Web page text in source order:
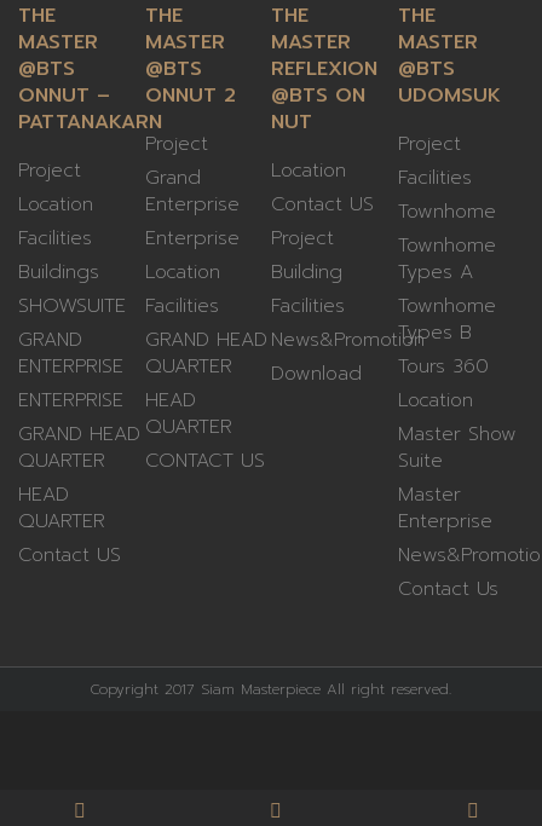
THE
MASTER
@BTS
ONNUT –
PATTANAKARN
Project
Location
Facilities
Buildings
SHOWSUITE
GRAND
ENTERPRISE
ENTERPRISE
GRAND HEAD
QUARTER
HEAD
QUARTER
Contact US
THE
MASTER
@BTS
ONNUT 2
Project
Grand
Enterprise
Enterprise
Location
Facilities
GRAND HEAD
QUARTER
HEAD
QUARTER
CONTACT US
THE
MASTER
REFLEXION
@BTS ON
NUT
Location
Contact US
Project
Building
Facilities
News&Promotion
Download
THE
MASTER
@BTS
UDOMSUK
Project
Facilities
Townhome
Townhome
Types A
Townhome
Types B
Tours 360
Location
Master Show
Suite
Master
Enterprise
Contact Us
Copyright 2017 Siam Masterpiece All right reserved.